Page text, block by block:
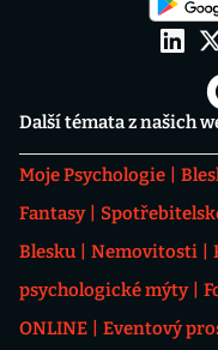
Další témata z našich
Moje Psychologie
Fantasy
Blesku
Nemovitosti
psychologické mýty
ONLINE
Eventový